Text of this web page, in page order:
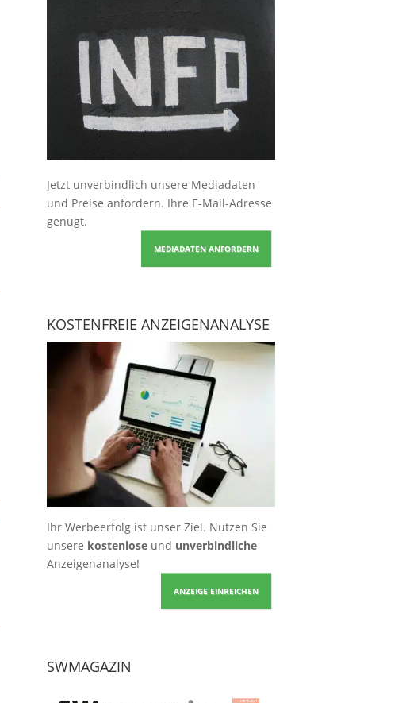
Jetzt unverbindlich unsere Mediadaten
und Preise anfordern. Ihre E-Mail-Adresse
genügt.
MEDIADATEN ANFORDERN
KOSTENFREIE ANZEIGENANALYSE
Ihr Werbeerfolg ist unser Ziel. Nutzen Sie
unsere kostenloseund unverbindliche
Anzeigenanalyse!
ANZEIGE EINREICHEN
SWMAGAZIN